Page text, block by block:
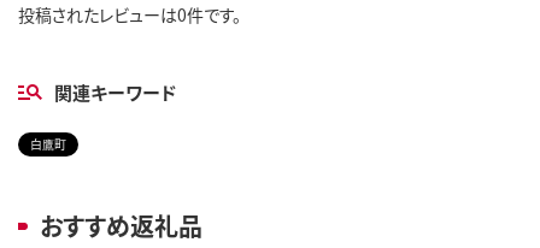
投稿されたレビューは0件です。
関連キーワード
白鷹町
おすすめ返礼品